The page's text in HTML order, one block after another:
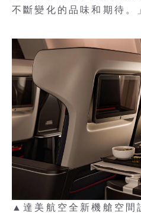
不斷變化的品味和期待。
▲達美航空全新機艙空